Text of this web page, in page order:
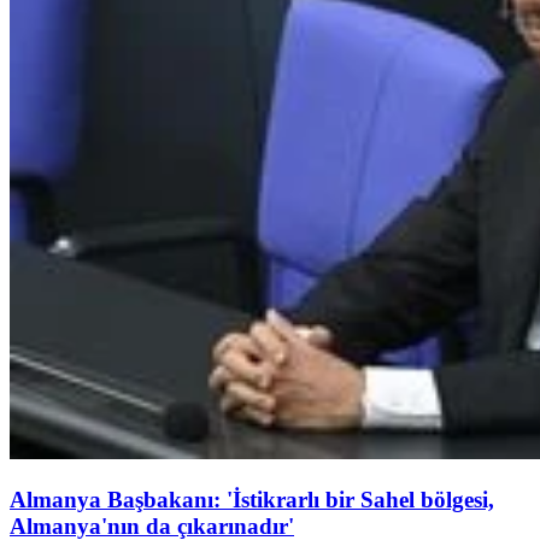
Almanya Başbakanı: 'İstikrarlı bir Sahel bölgesi,
Almanya'nın da çıkarınadır'